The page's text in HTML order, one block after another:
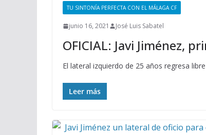
TU SINTONÍA PERFECTA CON EL MÁLAGA CF
junio 16, 2021 José Luis Sabatel
OFICIAL: Javi Jiménez,
El lateral izquierdo de 25 años regresa
Leer más